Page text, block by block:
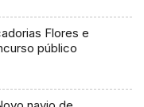
Flores e
público